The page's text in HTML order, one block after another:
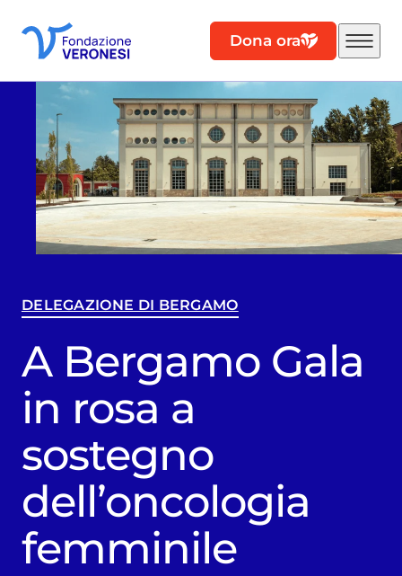
Dona ora
DELEGAZIONE DI BERGAMO
A Bergamo Gala
in rosa a
sostegno
dell’oncologia
femminile